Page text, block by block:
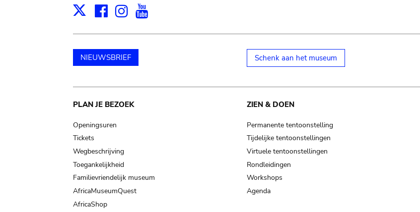
X Facebook
Instagram
NIEUWSBRIEF Schenk aan het museum
Main
navigation
PLAN JE BEZOEK
Openingsuren
Tickets
Wegbeschrijving
Toegankelijkheid
Familievriendelijk museum
AfricaMuseumQuest
AfricaShop
ZIEN & DOEN
Permanente tentoonstelling
Tijdelijke tentoonstellingen
Virtuele tentoonstellingen
Rondleidingen
Workshops
Agenda